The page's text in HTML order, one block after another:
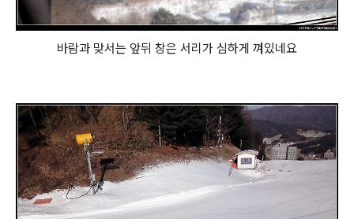
바람과 맞서는 앞뒤 창은 서리가 심하게 껴있네요